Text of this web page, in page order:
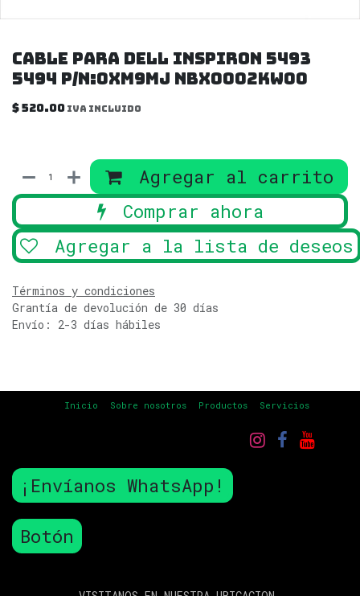
Cable Para Dell Inspiron 5493
5494 P/n:0xm9mj Nbx0002kw00
$520.00 IVA incluido
Agregar al carrito
Comprar ahora
Agregar a la lista de deseos
Términos y condiciones
Grantía de devolución de 30 días
Envío: 2-3 días hábiles
Inicio Sobre nosotros Productos Servicios
¡Envíanos WhatsApp!
Botón